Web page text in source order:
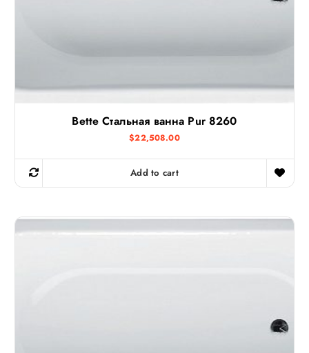
Bette Стальная ванна Pur 8260
$22,508.00
Add to cart